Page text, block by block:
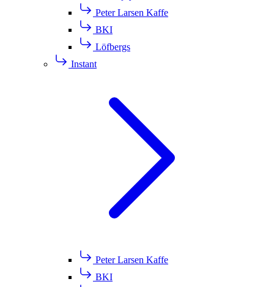
Peter Larsen Kaffe
BKI
Löfbergs
Instant
Peter Larsen Kaffe
BKI